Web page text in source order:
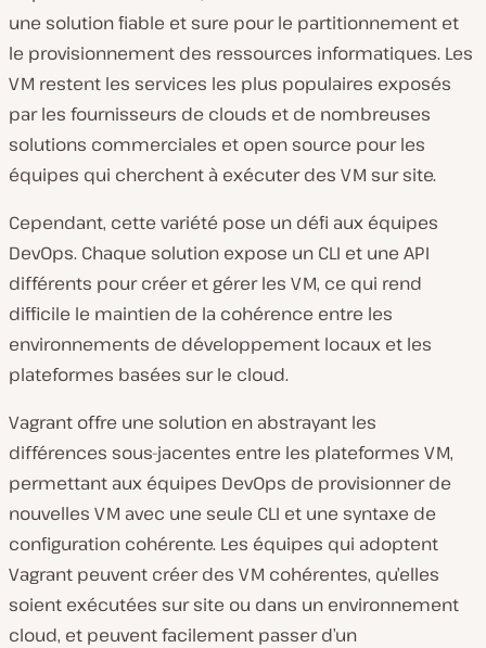
une solution fiable et sure pour le partitionnement et
le provisionnement des ressources informatiques. Les
VM restent les services les plus populaires exposés
par les fournisseurs de clouds et de nombreuses
solutions commerciales et open source pour les
équipes qui cherchent à exécuter des VM sur site.
Cependant, cette variété pose un défi aux équipes
DevOps. Chaque solution expose un CLI et une API
différents pour créer et gérer les VM, ce qui rend
difficile le maintien de la cohérence entre les
environnements de développement locaux et les
plateformes basées sur le cloud.
Vagrant offre une solution en abstrayant les
différences sous-jacentes entre les plateformes VM,
permettant aux équipes DevOps de provisionner de
nouvelles VM avec une seule CLI et une syntaxe de
configuration cohérente. Les équipes qui adoptent
Vagrant peuvent créer des VM cohérentes, qu’elles
soient exécutées sur site ou dans un environnement
cloud, et peuvent facilement passer d’un